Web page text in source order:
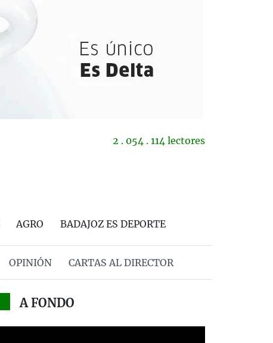
2 . 054 . 114 lectores
AGRO BADAJOZ ES DEPORTE
OPINIÓN CARTAS AL DIRECTOR
A FONDO